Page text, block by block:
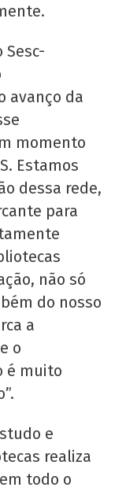
Sesc-
avanço da
momento
Estamos
dessa rede,
para
não só
do nosso
a
o
é muito
e
realiza
todo o